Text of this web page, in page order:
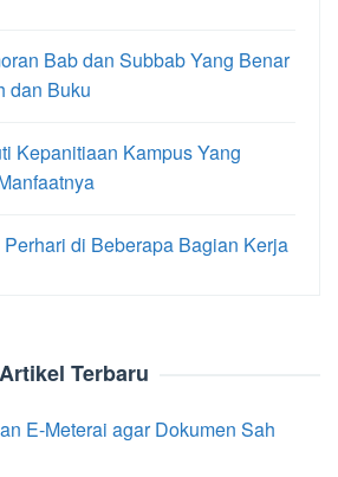
Bab dan Subbab Yang Benar
dan Buku
Kepanitiaan Kampus Yang
di Beberapa Bagian Kerja
Artikel Terbaru
E-Meterai agar Dokumen Sah